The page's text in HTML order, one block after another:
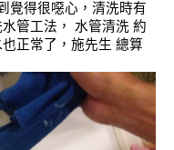
覺得很噁心，清洗時有
管工法， 水管清洗 約
正常了，施先生 總算